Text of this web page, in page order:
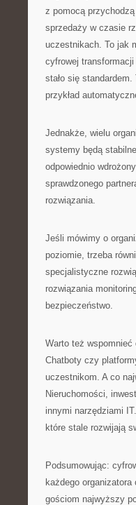
z pomocą
sprzedaży w czasie
uczestnikach. To jak
cyfrowej
stało się
przykład
Jednakże, wielu
systemy będą
odpowiednio
sprawdzonego
rozwiązania.
Jeśli mówimy o
poziomie, trzeba
specjalistyczne
rozwiązania
bezpieczeństwo.
Warto też wspomnieć
Chatboty czy
uczestnikom. A co
Nieruchomości,
innymi narzędziami
które stale rozwijają
Podsumowując:
każdego
gościom najwyższy